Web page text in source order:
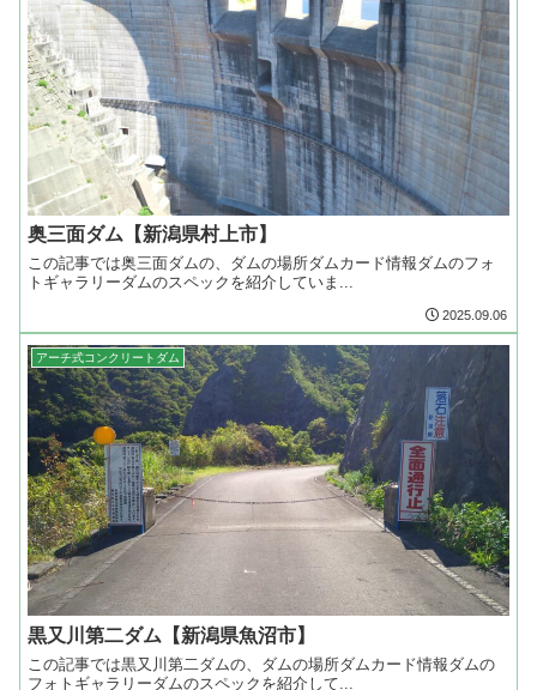
奥三面ダム【新潟県村上市】
この記事では奥三面ダムの、ダムの場所ダムカード情報ダムのフォ
トギャラリーダムのスペックを紹介していま...
2025.09.06
アーチ式コンクリートダム
黒又川第二ダム【新潟県魚沼市】
この記事では黒又川第二ダムの、ダムの場所ダムカード情報ダムの
フォトギャラリーダムのスペックを紹介して...